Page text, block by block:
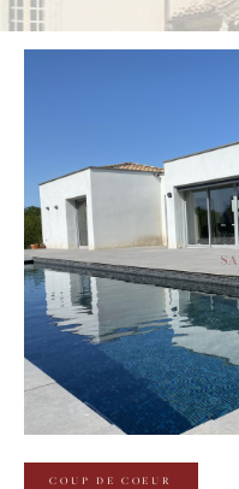
COUP DE COEUR
d'offre
Vente
Ville
Budget
Budget
Surface
Surface
Pièces